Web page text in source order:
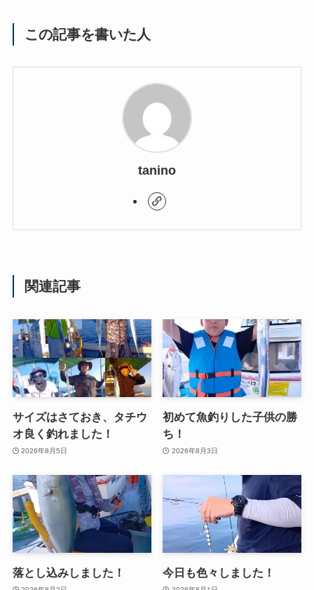
この記事を書いた人
tanino
関連記事
サイズはさておき、タチウ
オ良く釣れました！
2026年8月5日
初めて魚釣りした子供の勝
ち！
2026年8月3日
落とし込みしました！ 今日も色々しました！